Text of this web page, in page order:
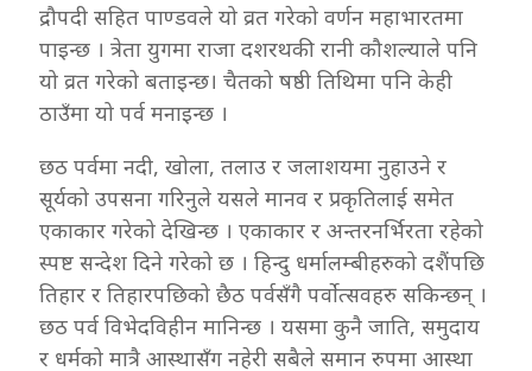
द्रौपदी सहित पाण्डवले यो व्रत गरेको वर्णन महाभारतमा
पाइन्छ । त्रेता युगमा राजा दशरथकी रानी कौशल्याले पनि
यो व्रत गरेको बताइन्छ। चैतको षष्ठी तिथिमा पनि केही
ठाउँमा यो पर्व मनाइन्छ ।
छठ पर्वमा नदी, खोला, तलाउ र जलाशयमा नुहाउने र
सूर्यको उपसना गरिनुले यसले मानव र प्रकृतिलाई समेत
एकाकार गरेको देखिन्छ । एकाकार र अन्तरनर्भिरता रहेको
स्पष्ट सन्देश दिने गरेको छ । हिन्दु धर्मालम्बीहरुको दशैंपछि
तिहार र तिहारपछिको छैठ पर्वसँगै पर्वोत्सवहरु सकिन्छन् ।
छठ पर्व विभेदविहीन मानिन्छ । यसमा कुनै जाति, समुदाय
र धर्मको मात्रै आस्थासँग नहेरी सबैले समान रुपमा आस्था